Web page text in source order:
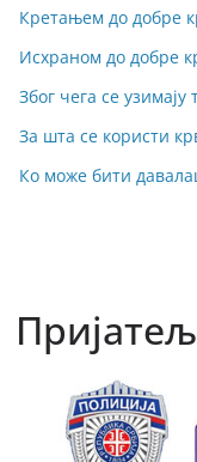
и
ј
Кретањем до добре
Исхраном до добре
Због чега се
За шта се користи
Ко може бити